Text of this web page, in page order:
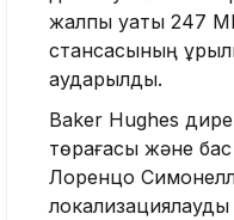
жалпы қуаты 247
стансасының
аударылды.
Baker Hughes
төрағасы және
Лоренцо